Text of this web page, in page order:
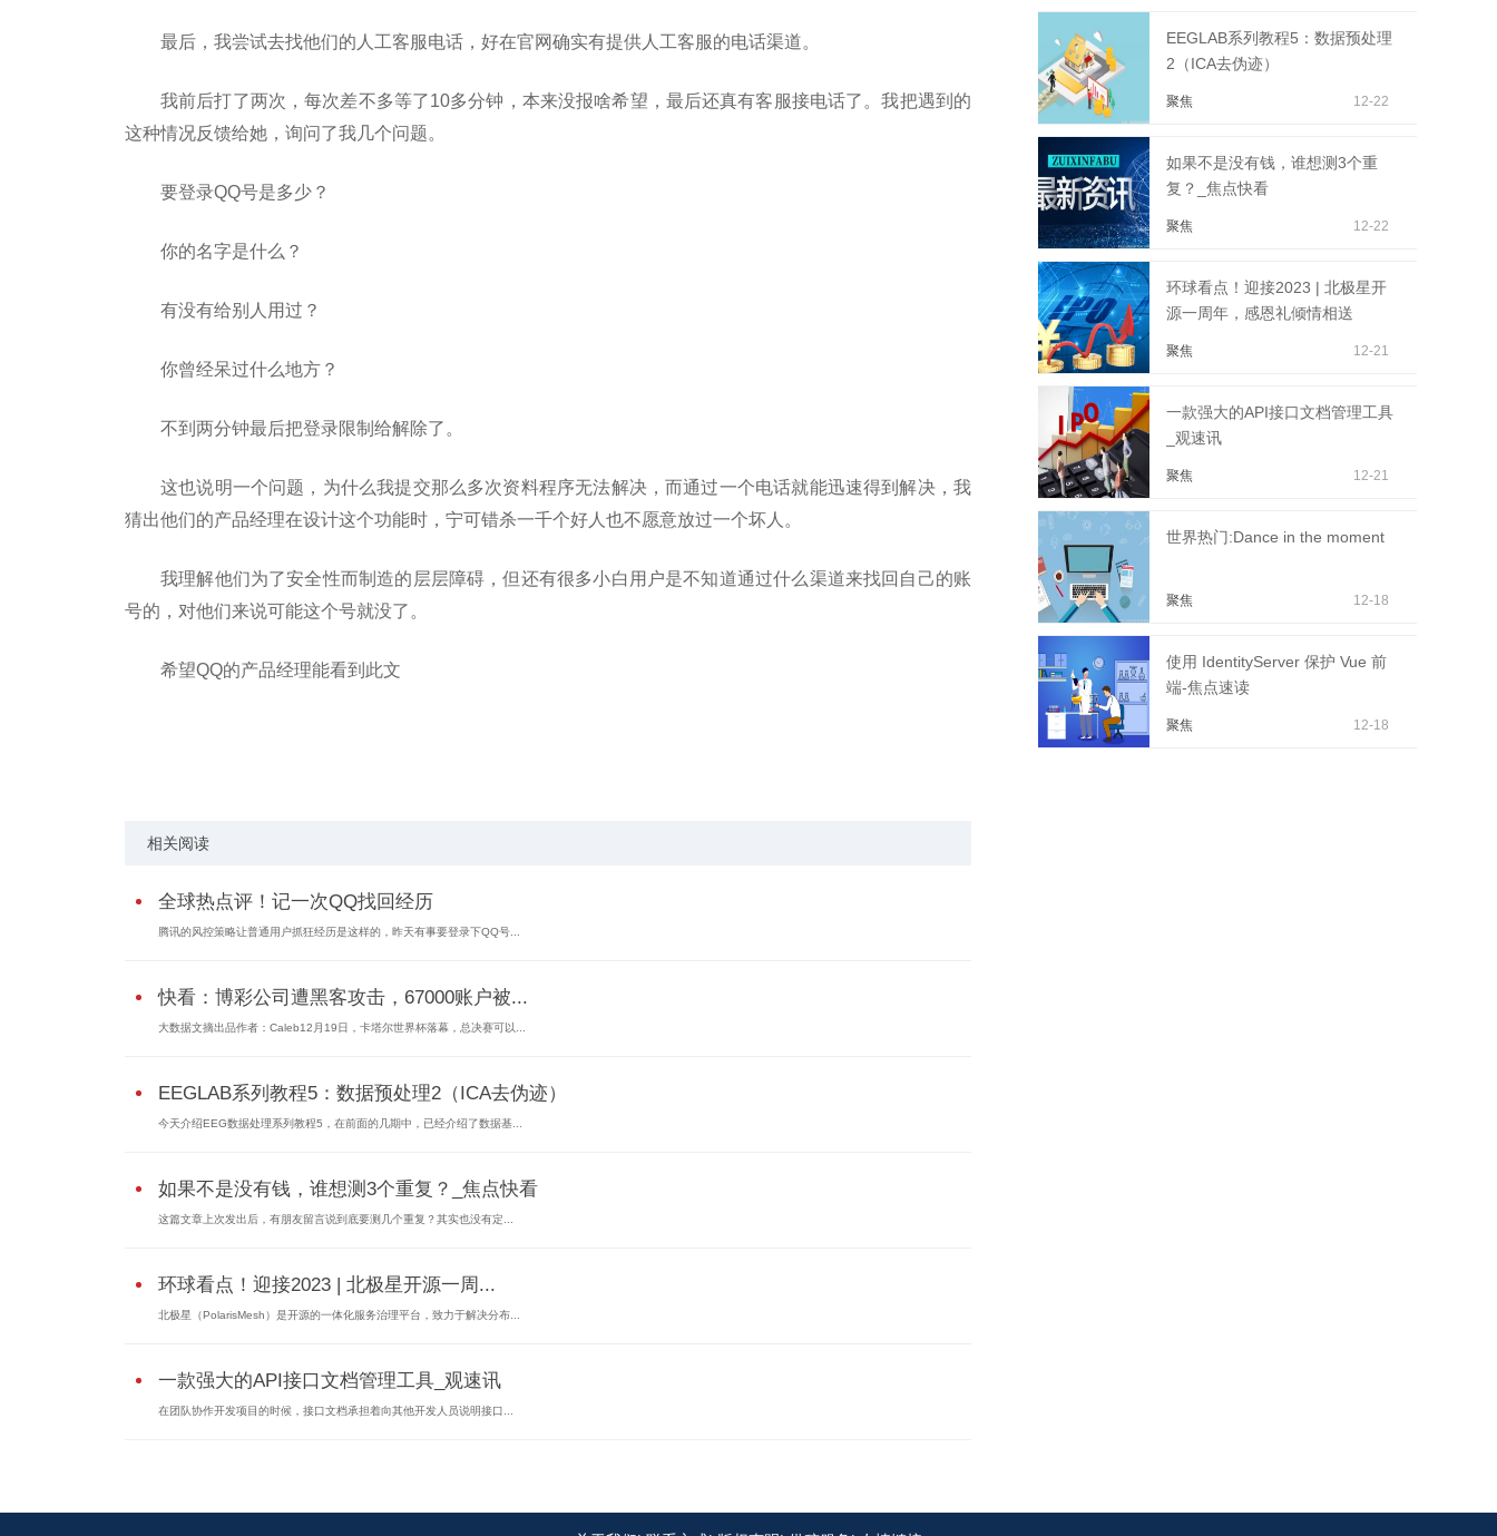
最后，我尝试去找他们的人工客服电话，好在官网确实有提供人工客服的电话渠道。
我前后打了两次，每次差不多等了10多分钟，本来没报啥希望，最后还真有客服接电话了。我把遇到的
这种情况反馈给她，询问了我几个问题。
要登录QQ号是多少？
你的名字是什么？
有没有给别人用过？
你曾经呆过什么地方？
不到两分钟最后把登录限制给解除了。
这也说明一个问题，为什么我提交那么多次资料程序无法解决，而通过一个电话就能迅速得到解决，我
猜出他们的产品经理在设计这个功能时，宁可错杀一千个好人也不愿意放过一个坏人。
我理解他们为了安全性而制造的层层障碍，但还有很多小白用户是不知道通过什么渠道来找回自己的账
号的，对他们来说可能这个号就没了。
希望QQ的产品经理能看到此文
相关阅读
全球热点评！记一次QQ找回经历
腾讯的风控策略让普通用户抓狂经历是这样的，昨天有事要登录下QQ号...
快看：博彩公司遭黑客攻击，67000账户被...
大数据文摘出品作者：Caleb12月19日，卡塔尔世界杯落幕，总决赛可以...
EEGLAB系列教程5：数据预处理2（ICA去伪迹）
今天介绍EEG数据处理系列教程5，在前面的几期中，已经介绍了数据基...
如果不是没有钱，谁想测3个重复？_焦点快看
这篇文章上次发出后，有朋友留言说到底要测几个重复？其实也没有定...
环球看点！迎接2023 | 北极星开源一周...
北极星（PolarisMesh）是开源的一体化服务治理平台，致力于解决分布...
一款强大的API接口文档管理工具_观速讯
在团队协作开发项目的时候，接口文档承担着向其他开发人员说明接口...
EEGLAB系列教程5：数据预处理
2（ICA去伪迹）
聚焦 12-22
如果不是没有钱，谁想测3个重
复？_焦点快看
聚焦 12-22
环球看点！迎接2023 | 北极星开
源一周年，感恩礼倾情相送
聚焦 12-21
一款强大的API接口文档管理工具
_观速讯
聚焦 12-21
世界热门:Dance in the moment
聚焦 12-18
使用 IdentityServer 保护 Vue 前
端-焦点速读
聚焦 12-18